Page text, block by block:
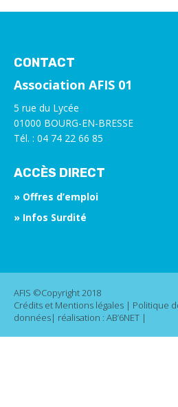
CONTACT
Association AFIS 01
5 rue du Lycée
01000 BOURG-EN-BRESSE
Tél. : 04 74 22 66 85
ACCÈS DIRECT
» Offres d’emploi
» Infos Surdité
AFIS ©Copyright 2018
Crédits et Mentions légales | Politique
données| réalisation : AB’6NET |